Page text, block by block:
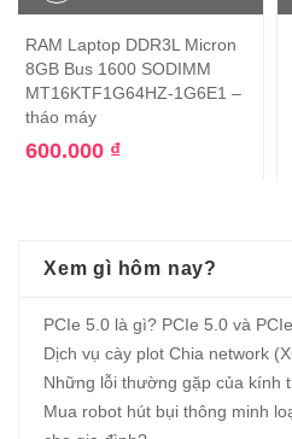
RAM Laptop DDR3L Micron
8GB Bus 1600 SODIMM
MT16KTF1G64HZ-1G6E1 –
tháo máy
600.000 ₫
Xem gì hôm nay?
PCIe 5.0 là gì? PCIe 5.0 và
Dịch vụ cày plot Chia network
Những lỗi thường gặp của kính
Mua robot hút bụi thông minh